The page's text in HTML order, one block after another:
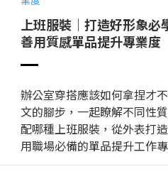
上班服裝｜打造好形象必
善用質感單品提升專業度
辦公室穿搭應該如何拿捏才
文的腳步，一起瞭解不同性
配哪種上班服裝，從外表打
用職場必備的單品提升工作